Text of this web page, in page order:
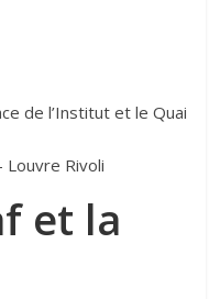
de l’Institut et le Quai
Louvre Rivoli
et la